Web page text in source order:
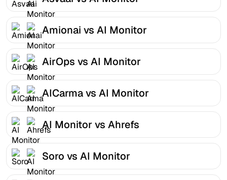
Amionai vs AI Monitor
AirOps vs AI Monitor
AICarma vs AI Monitor
AI Monitor vs Ahrefs
Soro vs AI Monitor